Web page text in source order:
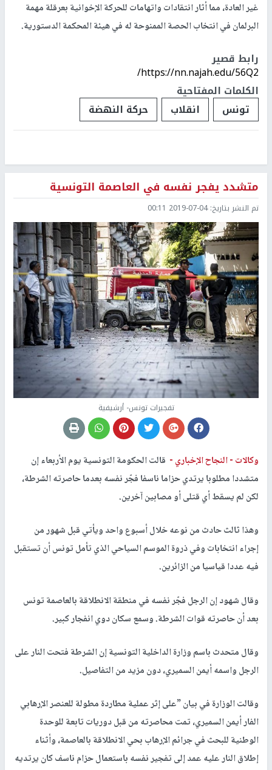
غير العادة، مما أثار انتقادات واتهامات للحركة الإخوانية بعرقلة مهمة
البرلمان في انتخاب الحصة الممنوحة له في هيئة المحكمة الدستورية.
رابط قصير
https://nn.najah.edu/56Q2/
الكلمات المفتاحية
تونس
انقلاب حركة النهضة
متشدد يفجر نفسه في العاصمة التونسية
تم النشر بتاريخ:2019-07-04 00:11
تفجيرات تونس- أرشيفية
وكالات -النجاح الإخباري - قالت الحكومة التونسية يوم الأربعاء إن
متشددا مطلوبا يرتدي حزاما ناسفا فجّر نفسه بعدما حاصرته الشرطة،
لكن لم يسقط أي قتلى أو مصابين آخرين.
وهذا ثالث حادث من نوعه خلال أسبوع واحد ويأتي قبل شهور من
إجراء انتخابات وفي ذروة الموسم السياحي الذي تأمل تونس أن تستقبل
فيه عددا قياسيا من الزائرين.
وقال شهود إن الرجل فجّر نفسه في منطقة الانطلاقة بالعاصمة تونس
بعد أن حاصرته قوات الشرطة. وسمع سكان دوي انفجار كبير.
وقال متحدث باسم وزارة الداخلية التونسية إن الشرطة فتحت النار على
الرجل واسمه أيمن السميري، دون مزيد من التفاصيل.
وقالت الوزارة في بيان ”على إثر عملية مطاردة مطولة للعنصر الإرهابي
الفار أيمن السميري، تمت محاصرته من قبل دوريات تابعة للوحدة
الوطنية للبحث في جرائم الإرهاب بحي الانطلاقة بالعاصمة، وأثناء
إطلاق النار عليه عمد إلى تفجير نفسه باستعمال حزام ناسف كان يرتديه